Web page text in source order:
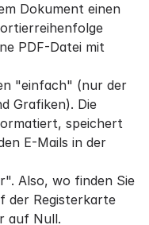
Dokument einen
PDF-Datei mit
"einfach" (nur der
Grafiken). Die
speichert
E-Mails in der
Also, wo finden Sie
der Registerkarte
auf Null.